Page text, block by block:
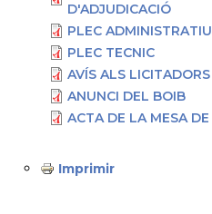
D'ADJUDICACIÓ
PLEC ADMINISTRATIU
PLEC TECNIC
AVÍS ALS LICITADORS
ANUNCI DEL BOIB
ACTA DE LA MESA
Imprimir